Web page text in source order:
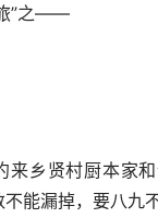
”之――
来乡贤村厨本家
能漏掉，要八九